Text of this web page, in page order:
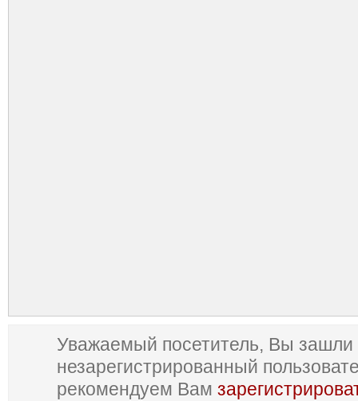
Уважаемый посетитель, Вы зашли
незарегистрированный
рекомендуем Вам